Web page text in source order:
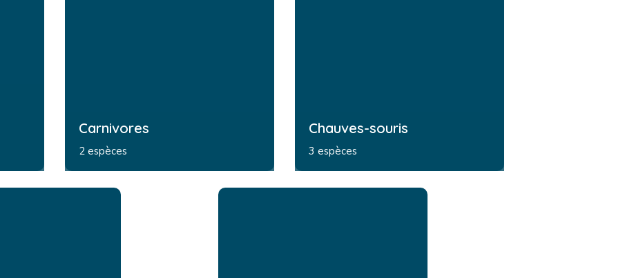
Carnivores
2 espèces
Chauves-souris
3 espèces